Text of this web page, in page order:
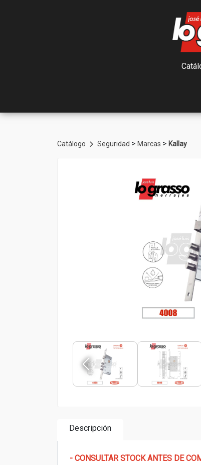
Catálogo Seguridad > Marcas > Kallay
Descripción
- CONSULTAR STOCK ANTES DE